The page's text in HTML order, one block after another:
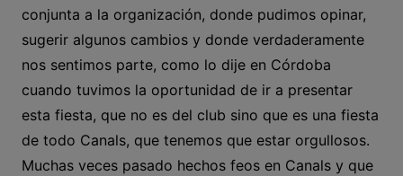
conjunta a la organización, donde pudimos opinar,
sugerir algunos cambios y donde verdaderamente
nos sentimos parte, como lo dije en Córdoba
cuando tuvimos la oportunidad de ir a presentar
esta fiesta, que no es del club sino que es una fiesta
de todo Canals, que tenemos que estar orgullosos.
Muchas veces pasado hechos feos en Canals y que